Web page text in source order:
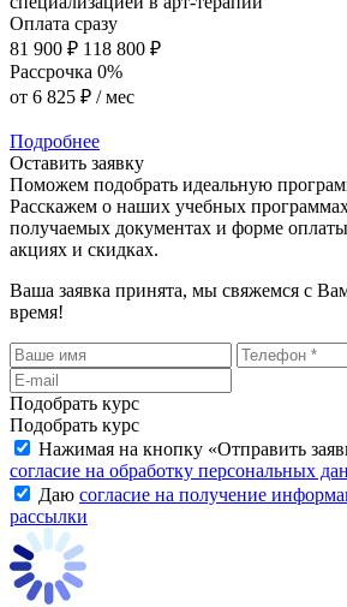
Оплата сразу
81 900 ₽ 118 800 ₽
Рассрочка 0%
от 6 825 ₽ / мес
Подробнее
Оставить заявку
Поможем подобрать идеальную
Расскажем о наших учебных
получаемых документах и форме
акциях и скидках.
Ваша заявка принята, мы свяжемся с
время!
Подобрать курс
Подобрать курс
Нажимая на кнопку «Отправить
согласие на обработку персональных
Даю согласие на получение
рассылки